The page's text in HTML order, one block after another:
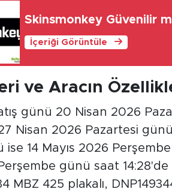
Skinsmonkey Güvenilir
İçeriği Görüntüle
ve Aracın
günü 20 Nisan 2026
Nisan 2026 Pazartesi
ise 14 Mayıs 2026
günü saat
MBZ 425 plakalı,